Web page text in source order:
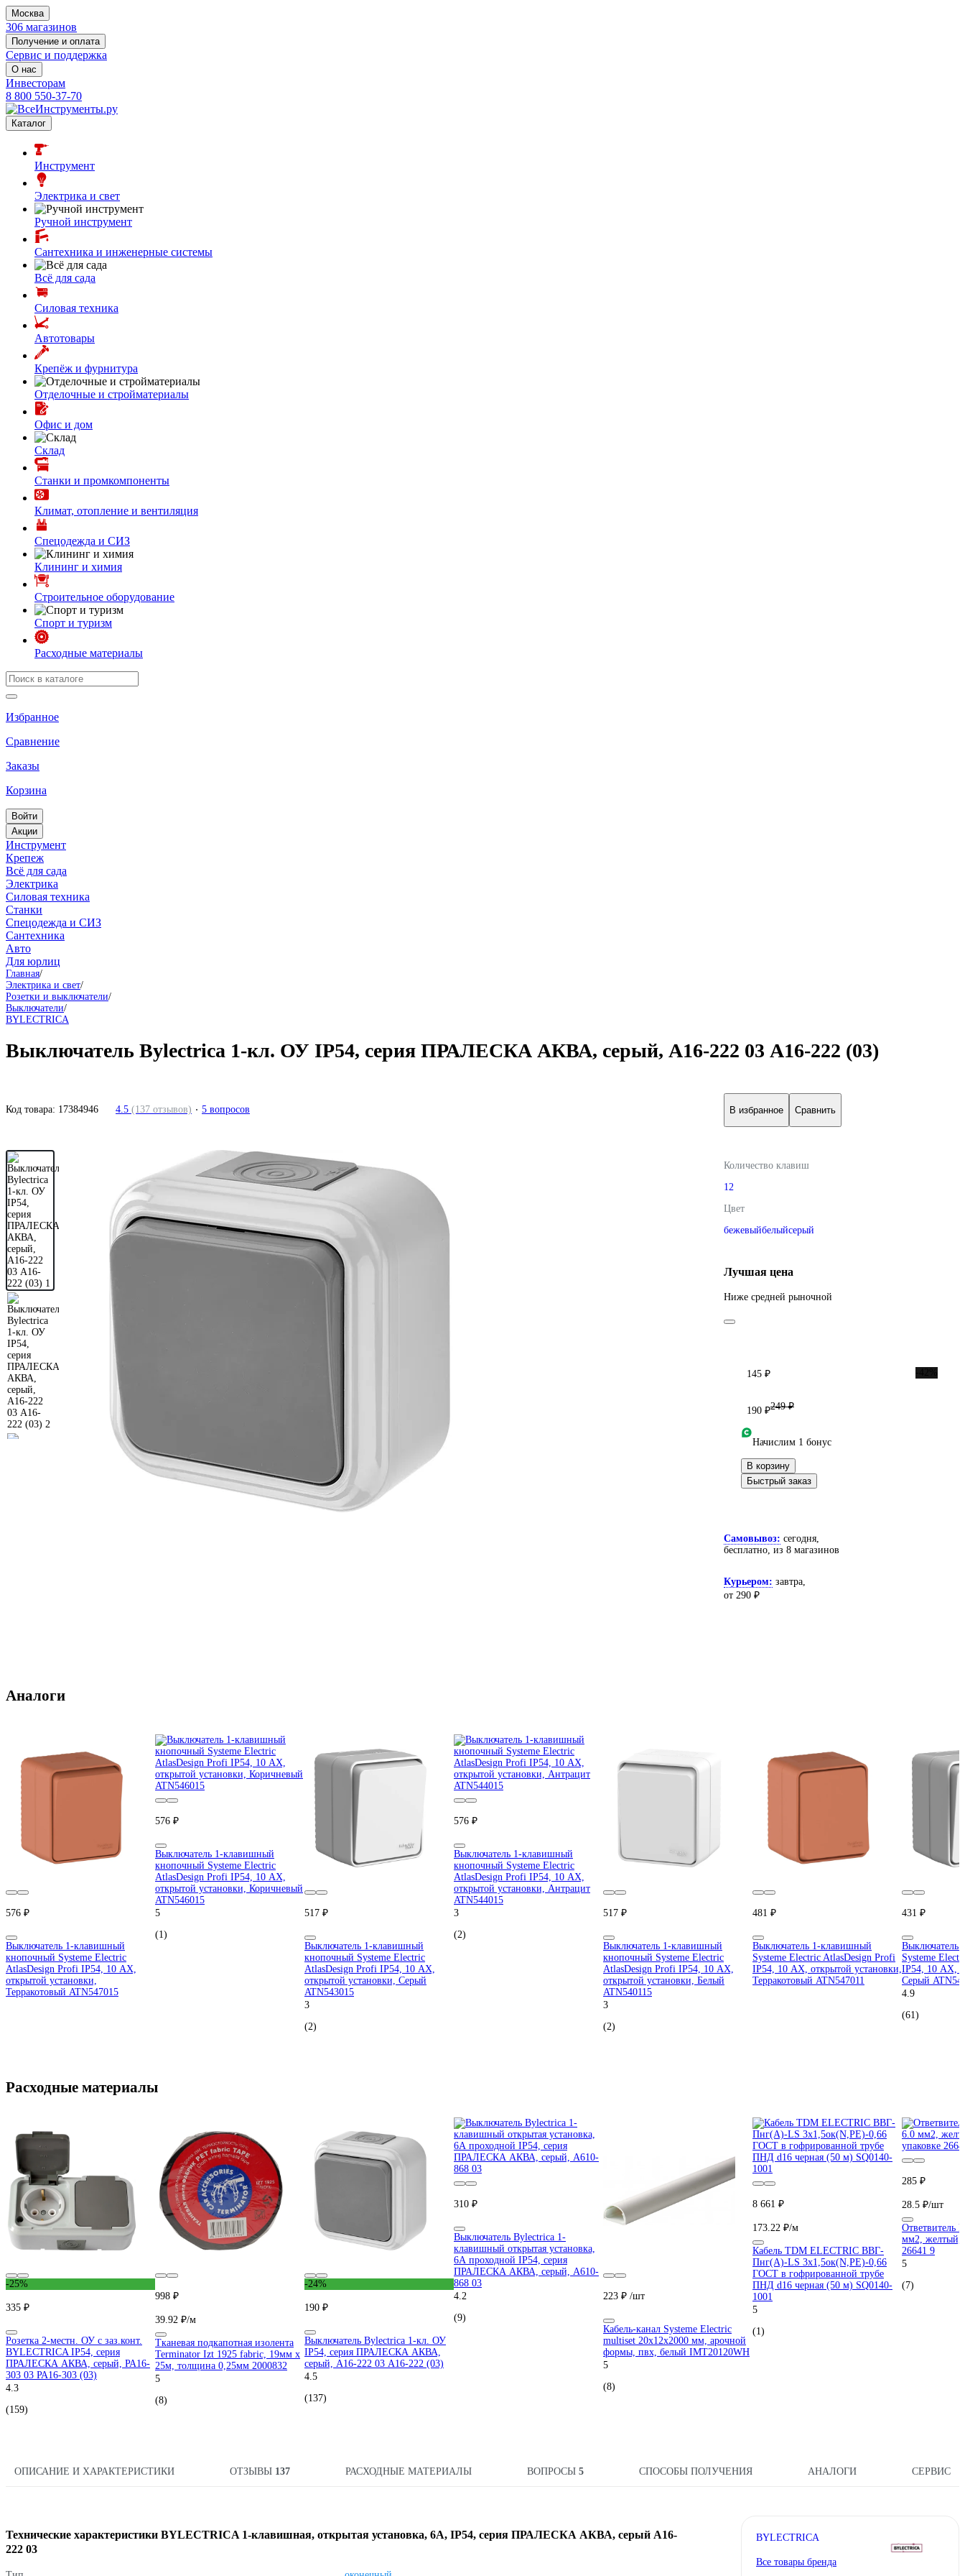
Москва
306 магазинов
Получение и оплата
Сервис и поддержка
О нас
Инвесторам
8 800 550-37-70
Каталог
Инструмент
Электрика и свет
Ручной инструмент
Сантехника и инженерные системы
Всё для сада
Силовая техника
Автотовары
Крепёж и фурнитура
Отделочные и стройматериалы
Офис и дом
Склад
Станки и промкомпоненты
Климат, отопление и вентиляция
Спецодежда и СИЗ
Клининг и химия
Строительное оборудование
Спорт и туризм
Расходные материалы
Избранное
Сравнение
Заказы
Корзина
Войти
Акции
Инструмент
Крепеж
Всё для сада
Электрика
Силовая техника
Станки
Спецодежда и СИЗ
Сантехника
Авто
Для юрлиц
Главная/
Электрика и свет/
Розетки и выключатели/
Выключатели/
BYLECTRICA
Выключатель Bylectrica 1-кл. ОУ IP54, серия ПРАЛЕСКА АКВА, серый, А16-222 03 А16-222 (03)
Код товара: 17384946 4.5 (137 отзывов) 5 вопросов В избранное Сравнить
Количество клавиш
12
Цвет
бежевыйбелыйсерый
Лучшая цена
Ниже средней рыночной
145 ₽
190 ₽249 ₽
Начислим 1 бонус
В корзину
Быстрый заказ
Самовывоз: сегодня,
бесплатно , из 8 магазинов
Курьером: завтра,
от 290 ₽
Аналоги
576 ₽
Выключатель 1-клавишный
кнопочный Systeme Electric
AtlasDesign Profi IP54, 10 АХ,
открытой установки,
Терракотовый ATN547015
576 ₽
Выключатель 1-клавишный
кнопочный Systeme Electric
AtlasDesign Profi IP54, 10 АХ,
открытой установки, Коричневый
ATN546015
5
(1)
517 ₽
Выключатель 1-клавишный
кнопочный Systeme Electric
AtlasDesign Profi IP54, 10 АХ,
открытой установки, Серый
ATN543015
3
(2)
576 ₽
Выключатель 1-клавишный
кнопочный Systeme Electric
AtlasDesign Profi IP54, 10 АХ,
открытой установки, Антрацит
ATN544015
3
(2)
517 ₽
Выключатель 1-клавишный
кнопочный Systeme Electric
AtlasDesign Profi IP54, 10 АХ,
открытой установки, Белый
ATN540115
3
(2)
481 ₽
Выключатель 1-клавишный
Systeme Electric AtlasDesign Profi
IP54, 10 АХ, открытой установки,
Терракотовый ATN547011
431 ₽
Выключатель
Systeme
IP54, 10 АХ,
Серый
4.9
(61)
Расходные материалы
-25%
335 ₽
Розетка 2-местн. ОУ с заз.конт.
BYLECTRICA IP54, серия
ПРАЛЕСКА АКВА, серый, РА16-
303 03 РА16-303 (03)
4.3
(159)
998 ₽
39.92 ₽/м
Тканевая подкапотная изолента
Terminator Izt 1925 fabric, 19мм х
25м, толщина 0,25мм 2000832
5
(8)
-24%
190 ₽
Выключатель Bylectrica 1-кл. ОУ
IP54, серия ПРАЛЕСКА АКВА,
серый, А16-222 03 А16-222 (03)
4.5
(137)
310 ₽
Выключатель Bylectrica 1-
клавишный открытая установка,
6А проходной IP54, серия
ПРАЛЕСКА АКВА, серый, А610-
868 03
4.2
(9)
223 ₽ /шт
Кабель-канал Systeme Electric
multiset 20x12x2000 мм, арочной
формы, пвх, белый IMT20120WH
5
(8)
8 661 ₽
173.22 ₽/м
Кабель TDM ELECTRIC ВВГ-
Пнг(А)-LS 3х1,5ок(N,PE)-0,66
ГОСТ в гофрированной трубе
ПНД d16 черная (50 м) SQ0140-
1001
5
(1)
285 ₽
28.5 ₽/шт
Ответвитель
мм2, желтый,
26641 9
5
(7)
ОПИСАНИЕ И ХАРАКТЕРИСТИКИ ОТЗЫВЫ 137 РАСХОДНЫЕ МАТЕРИАЛЫ ВОПРОСЫ 5 СПОСОБЫ ПОЛУЧЕНИЯ АНАЛОГИ СЕРВИС
Технические характеристики BYLECTRICA 1-клавишная, открытая установка, 6А, IP54, серия ПРАЛЕСКА АКВА, серый А16-
222 03
BYLECTRICA
Все товары бренда